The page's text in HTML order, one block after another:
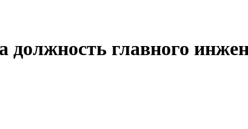
должность главного